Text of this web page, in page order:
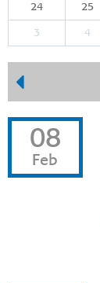
24 25
3 4
08
Feb